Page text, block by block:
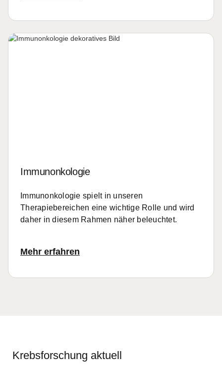
Immunonkologie
Immunonkologie spielt in unseren
Therapiebereichen eine wichtige Rolle und wird
daher in diesem Rahmen näher beleuchtet.
Mehr erfahren
Krebsforschung aktuell